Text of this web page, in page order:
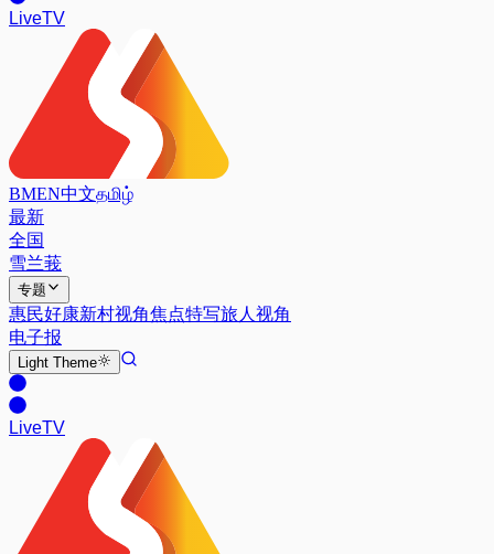
LiveTV
BMEN中文தமிழ்
最新
全国
雪兰莪
专题
惠民好康新村视角焦点特写旅人视角
电子报
Light Theme
LiveTV